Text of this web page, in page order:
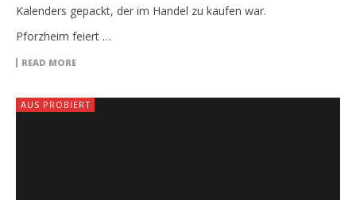
Kalenders gepackt, der im Handel zu kaufen war.
Pforzheim feiert …
READ MORE
AUS PROBIERT